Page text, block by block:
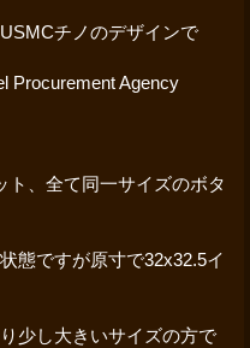
チノのデザインで
Procurement Agency
ト、全て同一サイズのボタ
態ですが原寸で32x32.5イ
少し大きいサイズの方で